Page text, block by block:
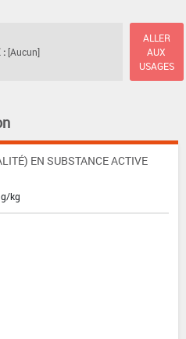
: [Aucun]
ALLER
AUX
USAGES
EN SUBSTANCE ACTIVE
kg